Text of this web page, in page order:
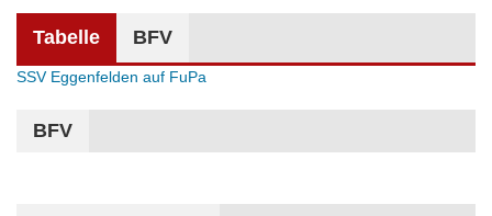
Tabelle BFV
SSV Eggenfelden auf FuPa
BFV